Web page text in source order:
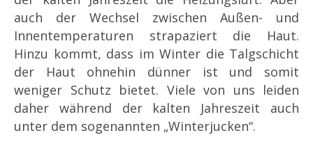
auch der Wechsel zwischen Außen- und
Innentemperaturen strapaziert die Haut.
Hinzu kommt, dass im Winter die Talgschicht
der Haut ohnehin dünner ist und somit
weniger Schutz bietet. Viele von uns leiden
daher während der kalten Jahreszeit auch
unter dem sogenannten „Winterjucken“.